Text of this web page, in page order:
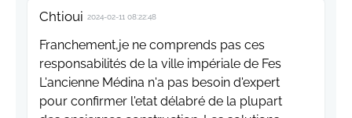
Chtioui 2024-02-11 08:22:48
Franchement,je ne comprends pas ces
responsabilités de la ville impériale de Fes
L'ancienne Médina n'a pas besoin d'expert
pour confirmer l'etat délabré de la plupart